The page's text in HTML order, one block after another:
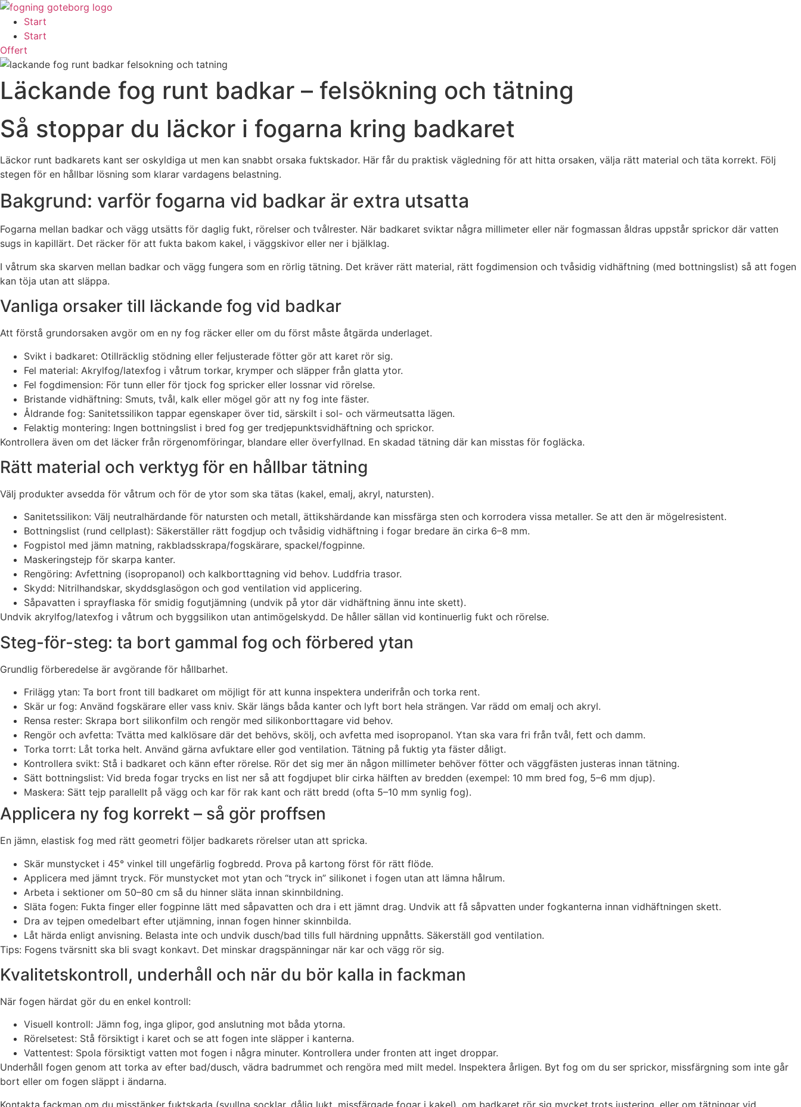
Skip
content
Start
Start
Offert
Läckande fog runt badkar – felsökning och tätning
Så stoppar du läckor i fogarna kring badkaret
Läckor runt badkarets kant ser oskyldiga ut men kan snabbt orsaka fuktskador. Här får du praktisk vägledning för att hitta orsaken, välja rätt material och täta korrekt. Följ
stegen för en hållbar lösning som klarar vardagens belastning.
Bakgrund: varför fogarna vid badkar är extra utsatta
Fogarna mellan badkar och vägg utsätts för daglig fukt, rörelser och tvålrester. När badkaret sviktar några millimeter eller när fogmassan åldras uppstår sprickor där vatten
sugs in kapillärt. Det räcker för att fukta bakom kakel, i väggskivor eller ner i bjälklag.
I våtrum ska skarven mellan badkar och vägg fungera som en rörlig tätning. Det kräver rätt material, rätt fogdimension och tvåsidig vidhäftning (med bottningslist) så att fogen
kan töja utan att släppa.
Vanliga orsaker till läckande fog vid badkar
Att förstå grundorsaken avgör om en ny fog räcker eller om du först måste åtgärda underlaget.
Svikt i badkaret: Otillräcklig stödning eller feljusterade fötter gör att karet rör sig.
Fel material: Akrylfog/latexfog i våtrum torkar, krymper och släpper från glatta ytor.
Fel fogdimension: För tunn eller för tjock fog spricker eller lossnar vid rörelse.
Bristande vidhäftning: Smuts, tvål, kalk eller mögel gör att ny fog inte fäster.
Åldrande fog: Sanitetssilikon tappar egenskaper över tid, särskilt i sol- och värmeutsatta lägen.
Felaktig montering: Ingen bottningslist i bred fog ger tredjepunktsvidhäftning och sprickor.
Kontrollera även om det läcker från rörgenomföringar, blandare eller överfyllnad. En skadad tätning där kan misstas för fogläcka.
Rätt material och verktyg för en hållbar tätning
Välj produkter avsedda för våtrum och för de ytor som ska tätas (kakel, emalj, akryl, natursten).
Sanitetssilikon: Välj neutralhärdande för natursten och metall, ättikshärdande kan missfärga sten och korrodera vissa metaller. Se att den är mögelresistent.
Bottningslist (rund cellplast): Säkerställer rätt fogdjup och tvåsidig vidhäftning i fogar bredare än cirka 6–8 mm.
Fogpistol med jämn matning, rakbladsskrapa/fogskärare, spackel/fogpinne.
Maskeringstejp för skarpa kanter.
Rengöring: Avfettning (isopropanol) och kalkborttagning vid behov. Luddfria trasor.
Skydd: Nitrilhandskar, skyddsglasögon och god ventilation vid applicering.
Såpavatten i sprayflaska för smidig fogutjämning (undvik på ytor där vidhäftning ännu inte skett).
Undvik akrylfog/latexfog i våtrum och byggsilikon utan antimögelskydd. De håller sällan vid kontinuerlig fukt och rörelse.
Steg-för-steg: ta bort gammal fog och förbered ytan
Grundlig förberedelse är avgörande för hållbarhet.
Frilägg ytan: Ta bort front till badkaret om möjligt för att kunna inspektera underifrån och torka rent.
Skär ur fog: Använd fogskärare eller vass kniv. Skär längs båda kanter och lyft bort hela strängen. Var rädd om emalj och akryl.
Rensa rester: Skrapa bort silikonfilm och rengör med silikonborttagare vid behov.
Rengör och avfetta: Tvätta med kalklösare där det behövs, skölj, och avfetta med isopropanol. Ytan ska vara fri från tvål, fett och damm.
Torka torrt: Låt torka helt. Använd gärna avfuktare eller god ventilation. Tätning på fuktig yta fäster dåligt.
Kontrollera svikt: Stå i badkaret och känn efter rörelse. Rör det sig mer än någon millimeter behöver fötter och väggfästen justeras innan tätning.
Sätt bottningslist: Vid breda fogar trycks en list ner så att fogdjupet blir cirka hälften av bredden (exempel: 10 mm bred fog, 5–6 mm djup).
Maskera: Sätt tejp parallellt på vägg och kar för rak kant och rätt bredd (ofta 5–10 mm synlig fog).
Applicera ny fog korrekt – så gör proffsen
En jämn, elastisk fog med rätt geometri följer badkarets rörelser utan att spricka.
Skär munstycket i 45° vinkel till ungefärlig fogbredd. Prova på kartong först för rätt flöde.
Applicera med jämnt tryck. För munstycket mot ytan och “tryck in” silikonet i fogen utan att lämna hålrum.
Arbeta i sektioner om 50–80 cm så du hinner släta innan skinnbildning.
Släta fogen: Fukta finger eller fogpinne lätt med såpavatten och dra i ett jämnt drag. Undvik att få såpvatten under fogkanterna innan vidhäftningen skett.
Dra av tejpen omedelbart efter utjämning, innan fogen hinner skinnbilda.
Låt härda enligt anvisning. Belasta inte och undvik dusch/bad tills full härdning uppnåtts. Säkerställ god ventilation.
Tips: Fogens tvärsnitt ska bli svagt konkavt. Det minskar dragspänningar när kar och vägg rör sig.
Kvalitetskontroll, underhåll och när du bör kalla in fackman
När fogen härdat gör du en enkel kontroll:
Visuell kontroll: Jämn fog, inga glipor, god anslutning mot båda ytorna.
Rörelsetest: Stå försiktigt i karet och se att fogen inte släpper i kanterna.
Vattentest: Spola försiktigt vatten mot fogen i några minuter. Kontrollera under fronten att inget droppar.
Underhåll fogen genom att torka av efter bad/dusch, vädra badrummet och rengöra med milt medel. Inspektera årligen. Byt fog om du ser sprickor, missfärgning som inte går
bort eller om fogen släppt i ändarna.
Kontakta fackman om du misstänker fuktskada (svullna socklar, dålig lukt, missfärgade fogar i kakel), om badkaret rör sig mycket trots justering, eller om tätningar vid